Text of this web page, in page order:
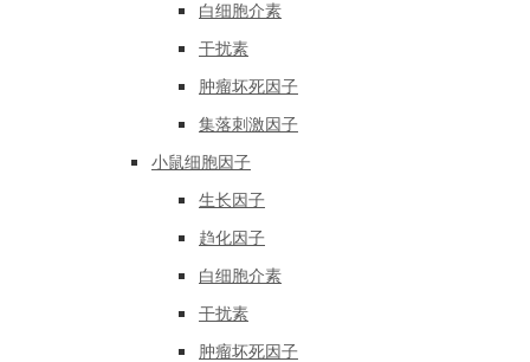
白细胞介素
干扰素
肿瘤坏死因子
集落刺激因子
小鼠细胞因子
生长因子
趋化因子
白细胞介素
干扰素
肿瘤坏死因子